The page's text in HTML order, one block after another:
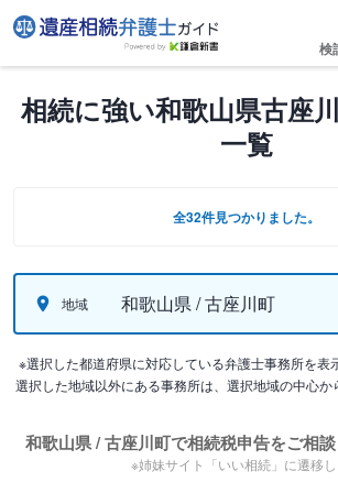
検
相続に強い和歌山県古座
一覧
全32件見つかりました。
地域 和歌山県 / 古座川町
※選択した都道府県に対応している弁護士事務所を表
選択した地域以外にある事務所は、選択地域の中心か
和歌山県 / 古座川町で相続税申告をご相
※姉妹サイト「いい相続」に遷移